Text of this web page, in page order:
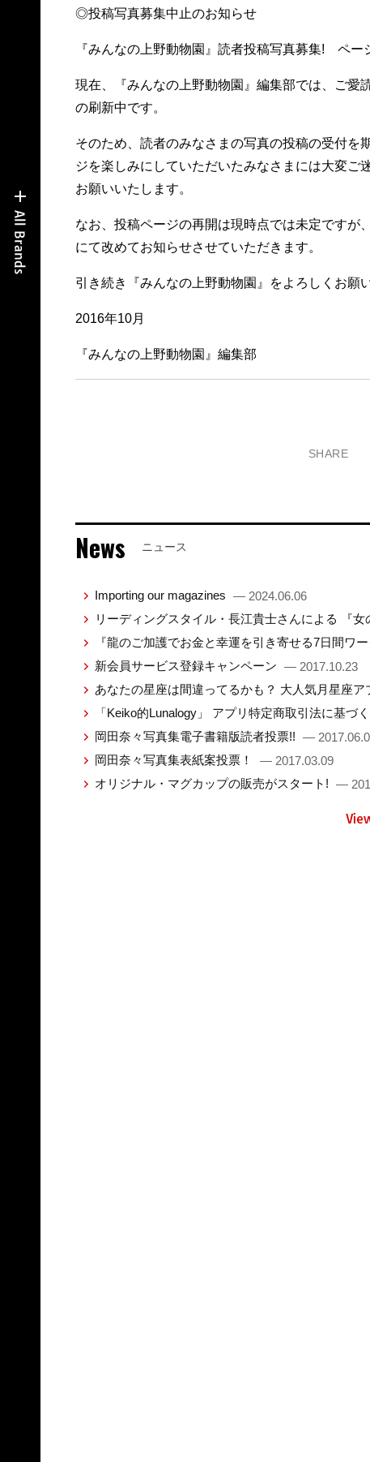
◎投稿写真募集中止のお知らせ
『みんなの上野動物園』読者投稿写真募集! ペー
現在、『みんなの上野動物園』編集部では、ご愛
の刷新中です。
そのため、読者のみなさまの写真の投稿の受付を
ジを楽しみにしていただいたみなさまには大変ご
お願いいたします。
なお、投稿ページの再開は現時点では未定ですが
にて改めてお知らせさせていただきます。
引き続き『みんなの上野動物園』をよろしくお願
2016年10月
『みんなの上野動物園』編集部
SHARE
News ニュース
Importing our magazines — 2024.06.06
リーディングスタイル・⾧江貴士さんによる 『女
『龍のご加護でお金と幸運を引き寄せる7日間ワ
新会員サービス登録キャンペーン — 2017.10.23
あなたの星座は間違ってるかも？ 大人気月星座ア
「Keiko的Lunalogy」 アプリ特定商取引法に基づ
岡田奈々写真集電子書籍版読者投票!! —
岡田奈々写真集表紙案投票！
— 2017.03.09
オリジナル・マグカップの販売がスタート! —